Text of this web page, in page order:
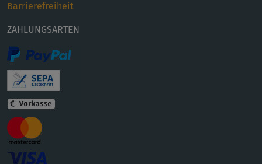
Barrierefreiheit
ZAHLUNGSARTEN